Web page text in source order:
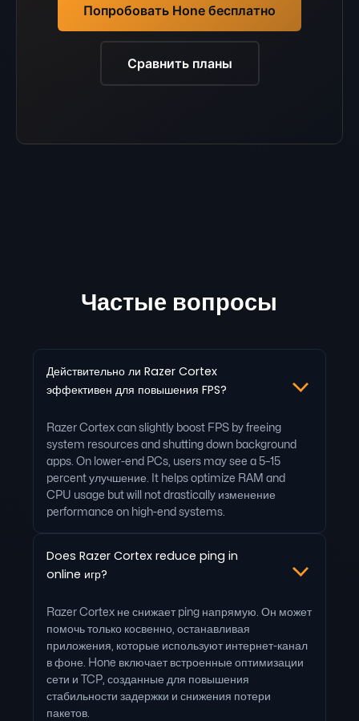
Попробовать Hone бесплатно
Сравнить планы
Частые вопросы
Действительно ли Razer Cortex
эффективен для повышения FPS?
Razer Cortex can slightly boost FPS by freeing
system resources and shutting down background
apps. On lower-end PCs, users may see a 5–15
percent улучшение. It helps optimize RAM and
CPU usage but will not drastically изменение
performance on high-end systems.
Does Razer Cortex reduce ping in
online игр?
Razer Cortex не снижает ping напрямую. Он может
помочь только косвенно, останавливая
приложения, которые используют интернет-канал
в фоне. Hone включает встроенные оптимизации
сети и TCP, созданные для повышения
стабильности задержки и снижения потери
пакетов.